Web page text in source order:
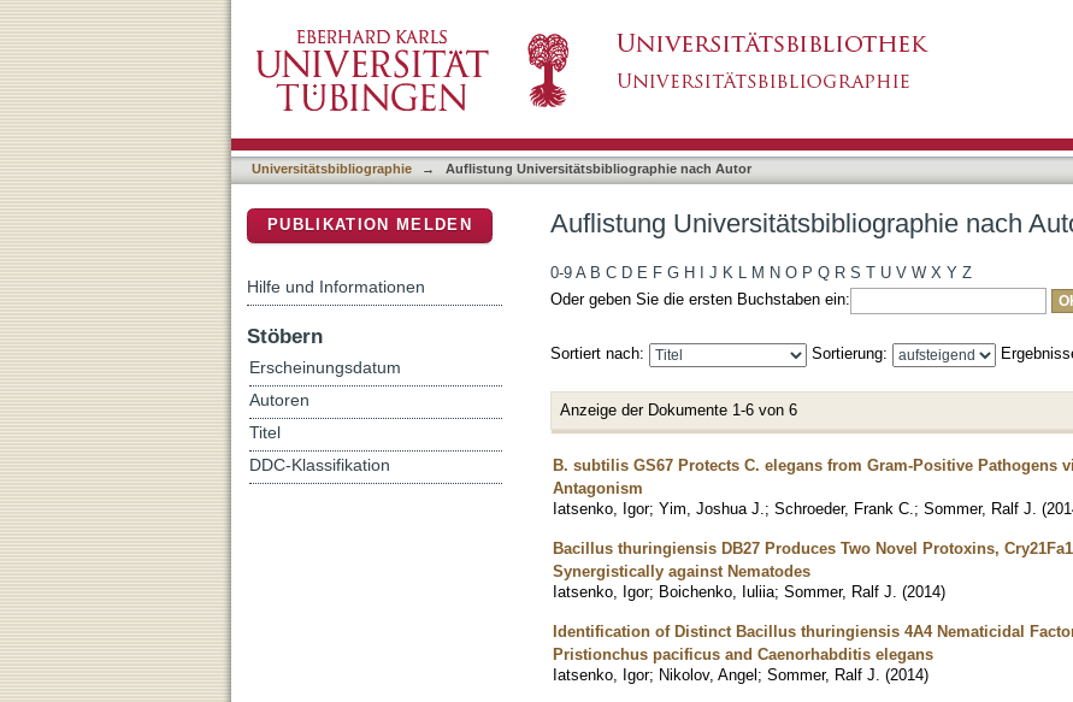
Universitätsbibliographie → Auflistung Universitätsbibliographie nach Autor
Auflistung Universitätsbibliographie nach
0-9 A B C D E F G H J K L M N O P Q R S T U V W X Y Z
Oder geben Sie die ersten Buchstaben ein:
Sortiert nach: Sortierung:
Anzeige der Dokumente 1-6 von 6
B. subtilis GS67 Protects C. elegans from Gram-Positive Pathogens
Antagonism
Iatsenko, Igor; Yim, Joshua J. ; Schroeder, Frank C. ; Sommer, Ralf J. (
Bacillus thuringiensis DB27 Produces Two Novel Protoxins,
Synergistically against Nematodes
Iatsenko, Igor; Boichenko, Iuliia; Sommer, Ralf J. (2014)
Identification of Distinct Bacillus thuringiensis 4A4 Nematicidal
Pristionchus pacificus and Caenorhabditis elegans
Iatsenko, Igor; Nikolov, Angel; Sommer, Ralf J. (2014)
PUBLIKATION MELDEN
Hilfe und Informationen
Stöbern
Erscheinungsdatum
Autoren
Titel
DDC-Klassifikation